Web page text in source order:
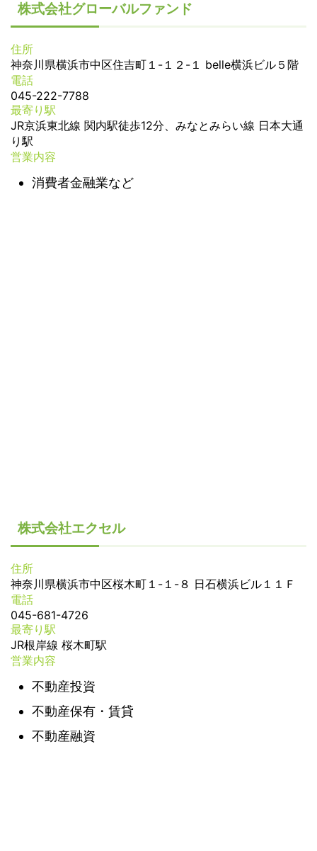
株式会社グローバルファンド
住所
神奈川県横浜市中区住吉町１-１２-１ belle横浜ビル５階
電話
045-222-7788
最寄り駅
JR京浜東北線 関内駅徒歩12分、みなとみらい線 日本大通
り駅
営業内容
消費者金融業など
株式会社エクセル
住所
神奈川県横浜市中区桜木町１-１-８ 日石横浜ビル１１Ｆ
電話
045-681-4726
最寄り駅
JR根岸線 桜木町駅
営業内容
不動産投資
不動産保有・賃貸
不動産融資